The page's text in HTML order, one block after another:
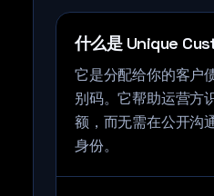
什么是 Unique
它是分配给你的客户
别码。它帮助运营方
额，而无需在公开沟
身份。